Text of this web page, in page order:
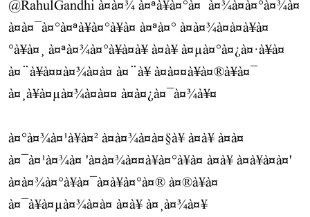
@RahulGandhi à¤à¤¾ à¤ªà¥à¤°à¤¯à¤¾à¤à¤°à¤¾à¤
à¤à¤¯à¤°à¤ªà¥à¤°à¥à¤ à¤ªà¤° à¤à¤¾à¤à¤à¥à¤
°à¥à¤¸ à¤ªà¤¾à¤°à¥à¤à¥ à¤à¥ à¤µà¤°à¤¿à¤·à¥à¤
à¤¨à¥à¤¤à¤¾à¤à¤ à¤¨à¥ à¤à¤¤à¥à¤®à¥à¤¯
à¤¸à¥à¤µà¤¾à¤à¤¤ à¤à¤¿à¤¯à¤¾à¥¤
à¤°à¤¾à¤¹à¥à¤² à¤à¤¾à¤à¤§à¥ à¤à¥ à¤à¤
à¤¯à¤¹à¤¾à¤ 'à¤à¤¾à¤¤à¥à¤°à¥à¤ à¤à¥ à¤à¥à¤à¤'
à¤à¤¾à¤°à¥à¤¯à¤à¥à¤°à¤® à¤®à¥à¤
à¤¯à¥à¤µà¤¾à¤à¤ à¤à¥ à¤¸à¤¾à¤¥